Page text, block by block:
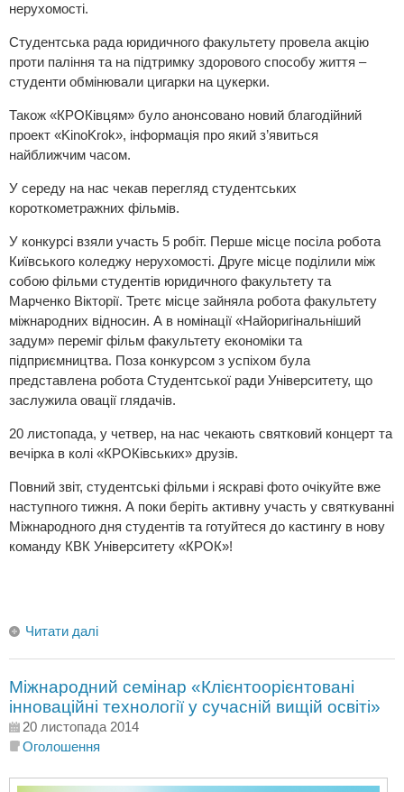
нерухомості.
Студентська рада юридичного факультету провела акцію
проти паління та на підтримку здорового способу життя –
студенти обмінювали цигарки на цукерки.
Також «КРОКівцям» було анонсовано новий благодійний
проект «KinoKrok», інформація про який з’явиться
найближчим часом.
У середу на нас чекав перегляд студентських
короткометражних фільмів.
У конкурсі взяли участь 5 робіт. Перше місце посіла робота
Київського коледжу нерухомості. Друге місце поділили між
собою фільми студентів юридичного факультету та
Марченко Вікторії. Третє місце зайняла робота факультету
міжнародних відносин. А в номінації «Найоригінальніший
задум» переміг фільм факультету економіки та
підприємництва. Поза конкурсом з успіхом була
представлена робота Студентської ради Університету, що
заслужила овації глядачів.
20 листопада, у четвер, на нас чекають святковий концерт та
вечірка в колі «КРОКівських» друзів.
Повний звіт, студентські фільми і яскраві фото очікуйте вже
наступного тижня. А поки беріть активну участь у святкуванні
Міжнародного дня студентів та готуйтеся до кастингу в нову
команду КВК Університету «КРОК»!
Читати далі
Міжнародний семінар «Клієнтоорієнтовані
інноваційні технології у сучасній вищій освіті»
20 листопада 2014
Оголошення